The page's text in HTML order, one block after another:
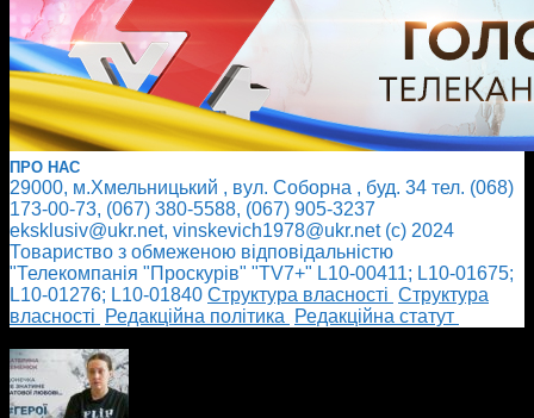
ПРО НАС
29000, м.Хмельницький , вул. Соборна , буд. 34 тел. (068)
173-00-73, (067) 380-5588, (067) 905-3237
eksklusiv@ukr.net, vinskevich1978@ukr.net (с) 2024
Товариство з обмеженою відповідальністю
"Телекомпанія "Проскурів" "TV7+" L10-00411; L10-01675;
L10-01276; L10-01840 Cтруктура власності Cтруктура
власності
Редакційна політика
Редакційна статут